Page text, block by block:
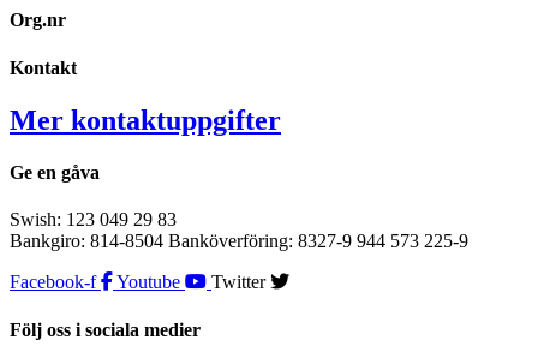
Org.nr
Kontakt
Mer kontaktuppgifter
Ge en gåva
Swish: 123 049 29 83
Bankgiro: 814-8504 Banköverföring: 8327-9 944 573 225-9
Facebook-f
Youtube Twitter
Följ oss i sociala medier